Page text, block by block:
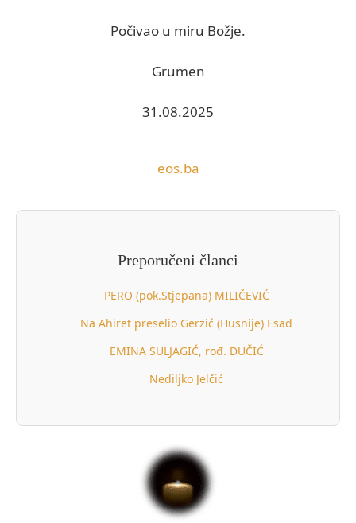
Počivao u miru Božje.
Grumen
31.08.2025
eos.ba
Preporučeni članci
PERO (pok.Stjepana) MILIČEVIĆ
Na Ahiret preselio Gerzić (Husnije) Esad
EMINA SULJAGIĆ, rođ. DUČIĆ
Nediljko Jelčić